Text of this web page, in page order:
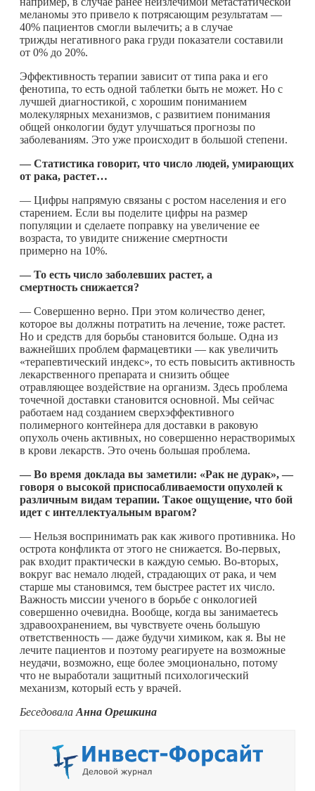
меланомы это привело к потрясающим результатам —
40% пациентов смогли вылечить; а в случае
трижды негативного рака груди показатели составили
от 0% до 20%.
Эффективность терапии зависит от типа рака и его
фенотипа, то есть одной таблетки быть не может. Но с
лучшей диагностикой, с хорошим пониманием
молекулярных механизмов, с развитием понимания
общей онкологии будут улучшаться прогнозы по
заболеваниям. Это уже происходит в большой степени.
— Статистика говорит, что число людей, умирающих
от рака, растет…
— Цифры напрямую связаны с ростом населения и его
старением. Если вы поделите цифры на размер
популяции и сделаете поправку на увеличение ее
возраста, то увидите снижение смертности
примерно на 10%.
— То есть число заболевших растет, а
смертность снижается?
— Совершенно верно. При этом количество денег,
которое вы должны потратить на лечение, тоже растет.
Но и средств для борьбы становится больше. Одна из
важнейших проблем фармацевтики — как увеличить
«терапевтический индекс», то есть повысить активность
лекарственного препарата и снизить общее
отравляющее воздействие на организм. Здесь проблема
точечной доставки становится основной. Мы сейчас
работаем над созданием сверхэффективного
полимерного контейнера для доставки в раковую
опухоль очень активных, но совершенно нерастворимых
в крови лекарств. Это очень большая проблема.
— Во время доклада вы заметили: «Рак не дурак», —
говоря о высокой приспосабливаемости опухолей к
различным видам терапии. Такое ощущение, что бой
идет с интеллектуальным врагом?
— Нельзя воспринимать рак как живого противника. Но
острота конфликта от этого не снижается. Во-первых,
рак входит практически в каждую семью. Во-вторых,
вокруг вас немало людей, страдающих от рака, и чем
старше мы становимся, тем быстрее растет их число.
Важность миссии ученого в борьбе с онкологией
совершенно очевидна. Вообще, когда вы занимаетесь
здравоохранением, вы чувствуете очень большую
ответственность — даже будучи химиком, как я. Вы не
лечите пациентов и поэтому реагируете на возможные
неудачи, возможно, еще более эмоционально, потому
что не выработали защитный психологический
механизм, который есть у врачей.
Беседовала Анна Орешкина